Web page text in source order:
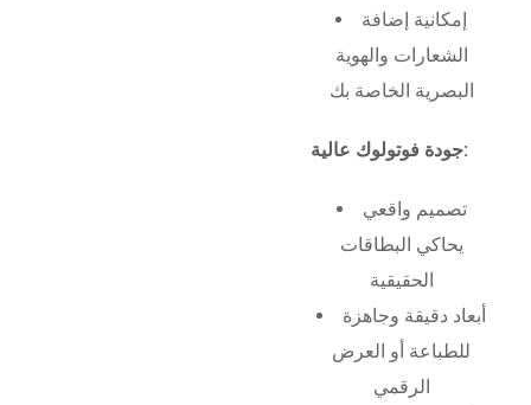
إمكانية إضافة
الشعارات والهوية
البصرية الخاصة بك
جودة فوتولوك عالية:
تصميم واقعي
يحاكي البطاقات
الحقيقية
أبعاد دقيقة وجاهزة
للطباعة أو العرض
الرقمي